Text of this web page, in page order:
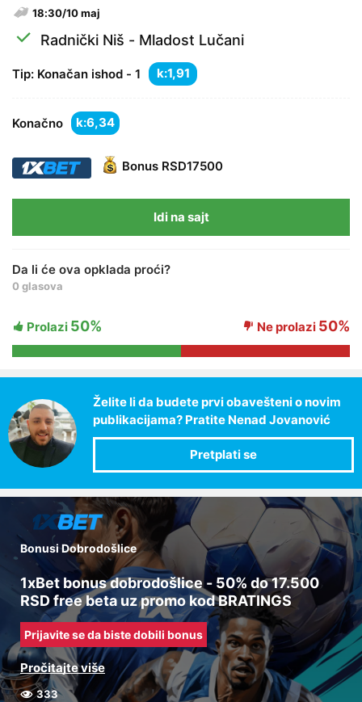
18:30/10 maj
Radnički Niš - Mladost Lučani
Tip: Konačan ishod - 1 k:
Konačno k:
Bonus RSD17500
Idi na sajt
Da li će ova opklada proći?
0 glasova
Prolazi 50% Ne prolazi 50%
Želite li da budete prvi obavešteni o novim
publikacijama? Pratite Nenad Jovanović
Bonusi Dobrodošlice
1xBet bonus dobrodošlice - 50% do 17.500
RSD free beta uz promo kod BRATINGS
Prijavite se da biste dobili bonus
333